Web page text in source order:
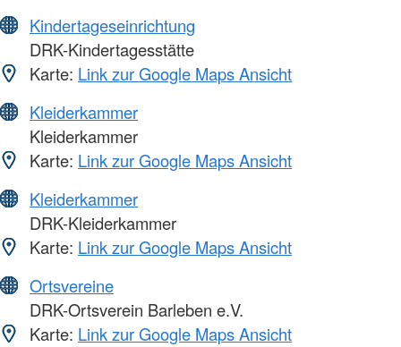
Kindertageseinrichtung
DRK-Kindertagesstätte
Karte: Link zur Google Maps Ansicht
Kleiderkammer
Kleiderkammer
Karte: Link zur Google Maps Ansicht
Kleiderkammer
DRK-Kleiderkammer
Karte: Link zur Google Maps Ansicht
Ortsvereine
DRK-Ortsverein Barleben e.V.
Karte: Link zur Google Maps Ansicht